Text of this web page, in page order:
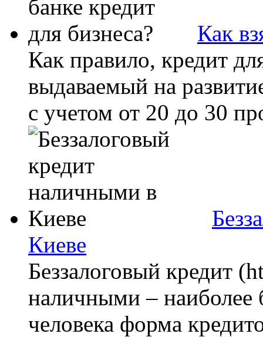
Как
Как правило, кредит
выдаваемый на
с учетом от 20 до 30
Киеве
Беззалоговый кредит
наличными – наиболее
человека форма